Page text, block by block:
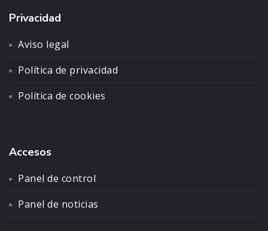
Privacidad
Aviso legal
Política de privacidad
Política de cookies
Accesos
Panel de control
Panel de noticias